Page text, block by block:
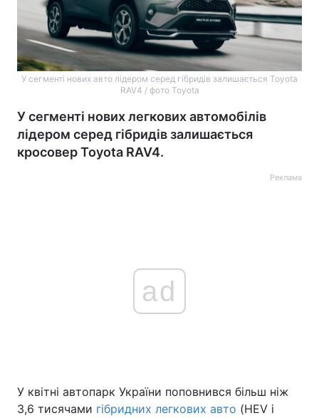
У сегменті нових авто лідером серед гібридів залишається Toyota
RAV4 / фото Toyota
У сегменті нових легкових автомобілів
лідером серед гібридів залишається
кросовер Toyota RAV4.
Реклама
ad
У квітні автопарк України поповнився більш ніж
3,6 тисячами гібридних легкових авто (HEV і